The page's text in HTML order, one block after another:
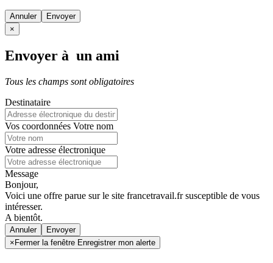
Annuler
×
Envoyer à un ami
Tous les champs sont obligatoires
Destinataire
Vos coordonnées Votre nom
Votre adresse électronique
Message
Bonjour,
Voici une offre parue sur le site francetravail.fr susceptible de vous
intéresser.
A bientôt.
Annuler
×Fermer la fenêtre Enregistrer mon alerte